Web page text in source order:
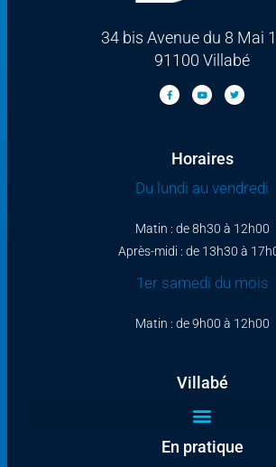
34 bis Avenue du 8 Mai
91100 Villabé
Horaires
Du lundi au vendredi
Matin : de 8h30 à 12h00
Après-midi : de 13h30 à
1er samedi du mois
Matin : de 9h00 à 12h00
Villabé
En pratique